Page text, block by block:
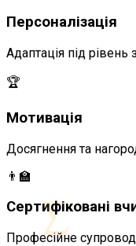
∑
Персоналізація
Адаптація під рівень
🏆
Мотивація
Досягнення та
👨‍🏫
Сертифіковані
Професійне